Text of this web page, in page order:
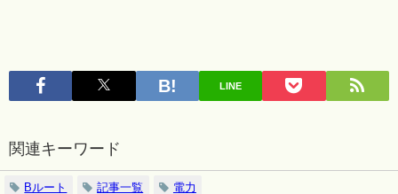
LINE
関連キーワード
Bルート 記事一覧 電力